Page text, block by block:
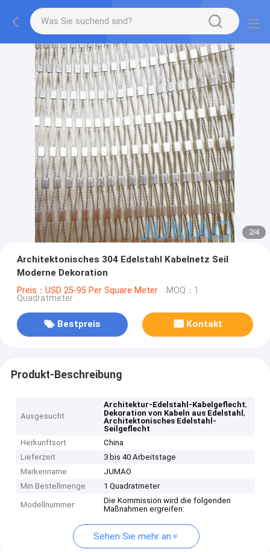
2/4
Architektonisches 304 Edelstahl Kabelnetz Seil
Moderne Dekoration
Preis：USD 25-95 Per Square Meter MOQ：1
Quadratmeter
Bestpreis Kontakt
Produkt-Beschreibung
Ausgesucht
Architektur-Edelstahl-Kabelgeflecht,
Dekoration von Kabeln aus Edelstahl,
Architektonisches Edelstahl-
Seilgeflecht
Herkunftsort
China
Lieferzeit
3 bis 40 Arbeitstage
Markenname
JUMAO
Min Bestellmenge
1 Quadratmeter
Modellnummer
Die Kommission wird die folgenden
Maßnahmen ergreifen:
Sehen Sie mehr an